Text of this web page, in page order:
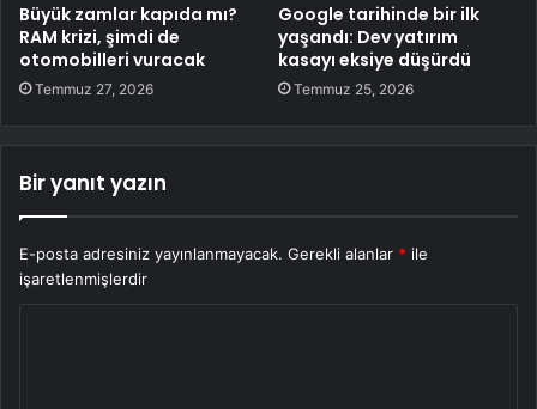
Büyük zamlar kapıda mı?
RAM krizi, şimdi de
otomobilleri vuracak
Temmuz 27, 2026
Google tarihinde bir ilk
yaşandı: Dev yatırım
kasayı eksiye düşürdü
Temmuz 25, 2026
Bir yanıt yazın
E-posta adresiniz yayınlanmayacak. Gerekli alanlar * ile
işaretlenmişlerdir